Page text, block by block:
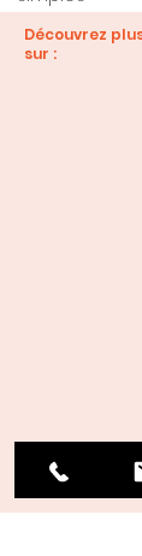
Découvrez
sur :